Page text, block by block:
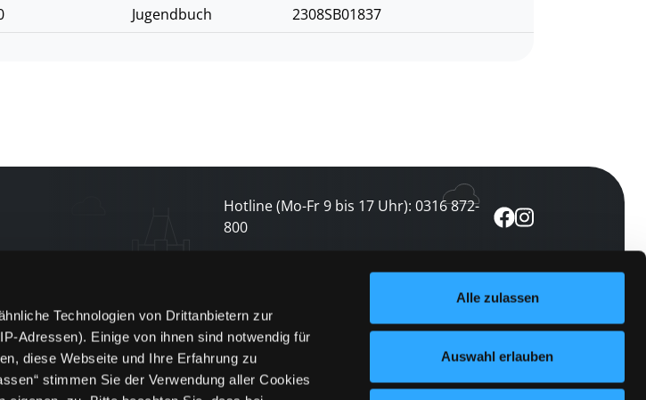
Technologien von Drittanbietern zur
Adressen). Einige von ihnen sind notwendig für
diese Webseite und Ihre Erfahrung zu
stimmen Sie der Verwendung aller Cookies
Alle zulassen
Auswahl erlauben
Jugendbuch 2308SB01837
Hotline (Mo-Fr 9 bis 17 Uhr): 0316 872-
800
Newsletter abonnieren
und keine Veranstaltung verpassen
jetzt abonnieren